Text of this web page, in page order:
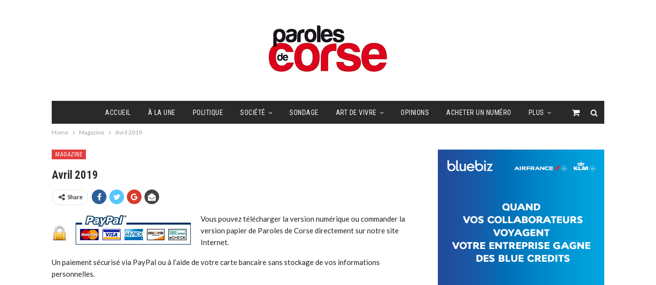
ACCUEIL À LA UNE POLITIQUE SOCIÉTÉ SONDAGE ART DE VIVRE OPINIONS ACHETER UN NUMÉRO PLUS
Home Magazine Avril 2019
MAGAZINE
Avril 2019
Share
Vous pouvez télécharger la version numérique ou commander la
version papier de Paroles de Corse directement sur notre site
Internet.
Un paiement sécurisé via PayPal ou à l’aide de votre carte bancaire sans stockage de vos informations
personnelles.